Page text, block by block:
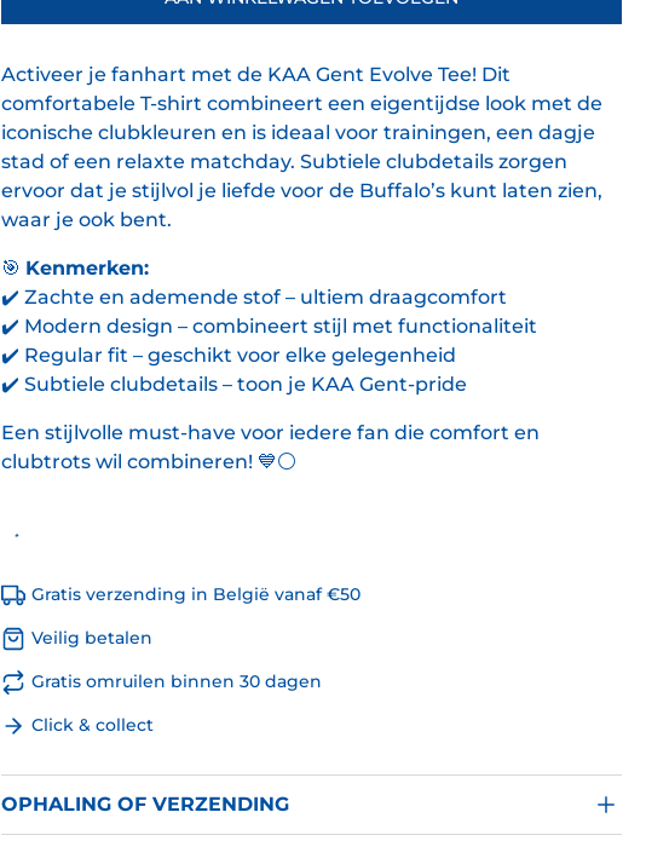
Personaliseer je shirt
Activeer je fanhart met de KAA Gent Evolve Tee! Dit
comfortabele T-shirt combineert een eigentijdse look met de
iconische clubkleuren en is ideaal voor trainingen, een dagje
stad of een relaxte matchday. Subtiele clubdetails zorgen
ervoor dat je stijlvol je liefde voor de Buffalo’s kunt laten zien,
waar je ook bent.
🎯 Kenmerken:
✔️ Zachte en ademende stof – ultiem draagcomfort
✔️ Modern design – combineert stijl met functionaliteit
✔️ Regular fit – geschikt voor elke gelegenheid
✔️ Subtiele clubdetails – toon je KAA Gent-pride
Een stijlvolle must-have voor iedere fan die comfort en
clubtrots wil combineren! 💙⚪
Gratis verzending in België vanaf €50
Veilig betalen
Gratis omruilen binnen 30 dagen
Click & collect
OPHALING OF VERZENDING